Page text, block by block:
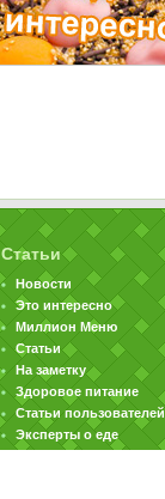
Статьи
Новости
Это интересно
Миллион Меню
Статьи
На заметку
Здоровое питание
Статьи пользователей
Эксперты о еде